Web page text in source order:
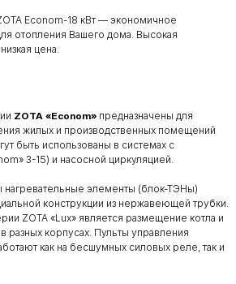
Econom-18 кВт — экономичное
отопления Вашего дома. Высокая
цена.
ZOTA «Econom» предназначены для
жилых и производственных помещений
быть использованы в системах с
3-15) и насосной циркуляцией.
нагревательные элементы (блок-ТЭНы)
конструкции из нержавеющей трубки.
ZOTA «Lux» является размещение котла и
разных корпусах. Пульты управления
как на бесшумных силовых реле, так и